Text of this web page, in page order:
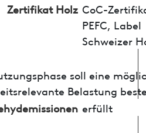
Zertifikat Holz CoC-
PEFC, Label
Schweizer
soll eine
Belastung
erfüllt